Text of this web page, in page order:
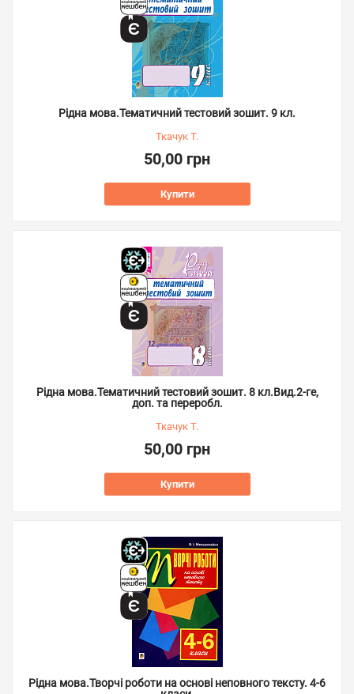
Рідна мова.Тематичний тестовий зошит. 9 кл.
Ткачук Т.
50,00 грн
Купити
Рідна мова.Тематичний тестовий зошит. 8 кл.Вид.2-ге,
доп. та переробл.
Ткачук Т.
50,00 грн
Купити
Рідна мова.Творчі роботи на основі неповного тексту. 4-6